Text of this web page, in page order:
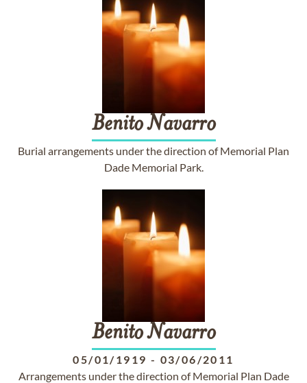
BenitoNavarro
Burial arrangements under the direction of Memorial Plan
Dade Memorial Park.
BenitoNavarro
05/01/1919 - 03/06/2011
Arrangements under the direction of Memorial Plan Dade